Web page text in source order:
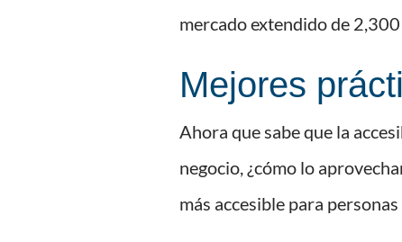
mercado extendido de
Mejores
Ahora que sabe que la
negocio, ¿cómo lo
más accesible para